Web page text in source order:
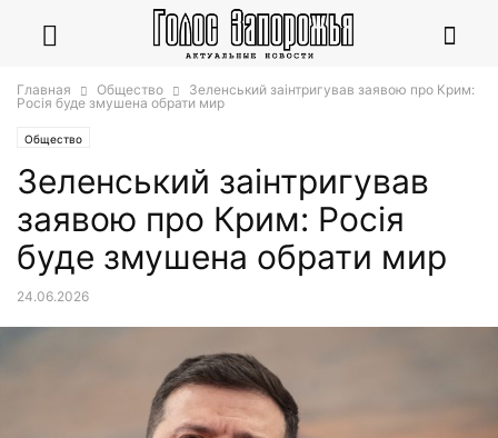
Главная Общество
Зеленський заінтригував заявою про Крим:
Росія буде змушена обрати мир
Общество
Зеленський заінтригував
заявою про Крим: Росія
буде змушена обрати мир
24.06.2026